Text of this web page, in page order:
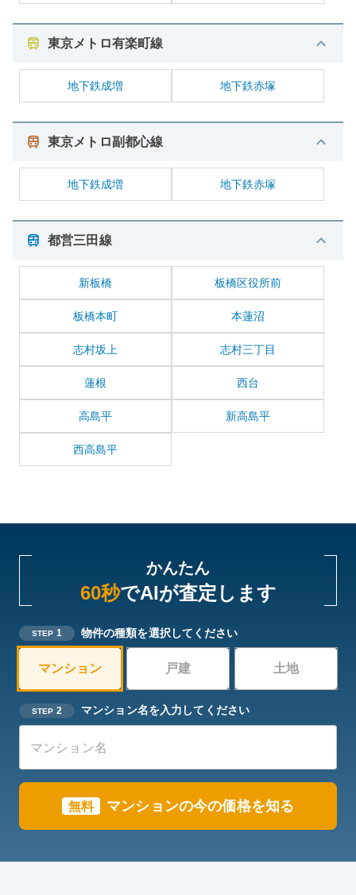
東京メトロ有楽町線
地下鉄成増 地下鉄赤塚
東京メトロ副都心線
地下鉄成増 地下鉄赤塚
都営三田線
新板橋 板橋区役所前
板橋本町 本蓮沼
志村坂上 志村三丁目
蓮根 西台
高島平 新高島平
西高島平
かんたん
60秒でAIが査定します
STEP 1 物件の種類を選択してください
マンション 戸建 土地
STEP 2 マンション名を入力してください
無料 マンションの今の価格を知る